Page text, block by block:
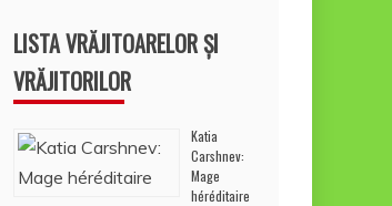
LISTA VRĂJITOARELOR ȘI
VRĂJITORILOR
Katia
Carshnev:
Mage
héréditaire